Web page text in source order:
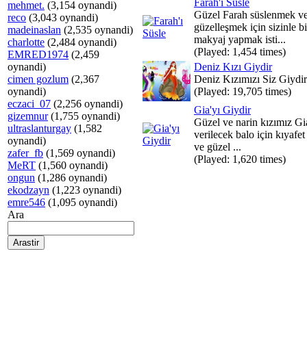
mehmet. (3,154 oynandi)
reco (3,043 oynandi)
madeinaslan (2,535 oynandi)
charlotte (2,484 oynandi)
EMRED1974 (2,459
oynandi)
cimen gozlum (2,367
oynandi)
eczaci_07 (2,256 oynandi)
gizemnur(1,755 oynandi)
ultraslanturgay (1,582
oynandi)
zafer_fb (1,569 oynandi)
MeRT (1,560 oynandi)
ongun (1,286 oynandi)
ekodzayn (1,223 oynandi)
emre546 (1,095 oynandi)
Ara
Farah'ı Süsle
Güzel Farah süslenmek
güzelleşmek için sizinle
makyaj yapmak isti...
(Played: 1,454 times)
Deniz Kızı Giydir
Deniz Kızımızı Siz
(Played: 19,705 times)
Gia'yı Giydir
Güzel ve narin kızımız
verilecek balo için kıyafet
ve güzel ...
(Played: 1,620 times)